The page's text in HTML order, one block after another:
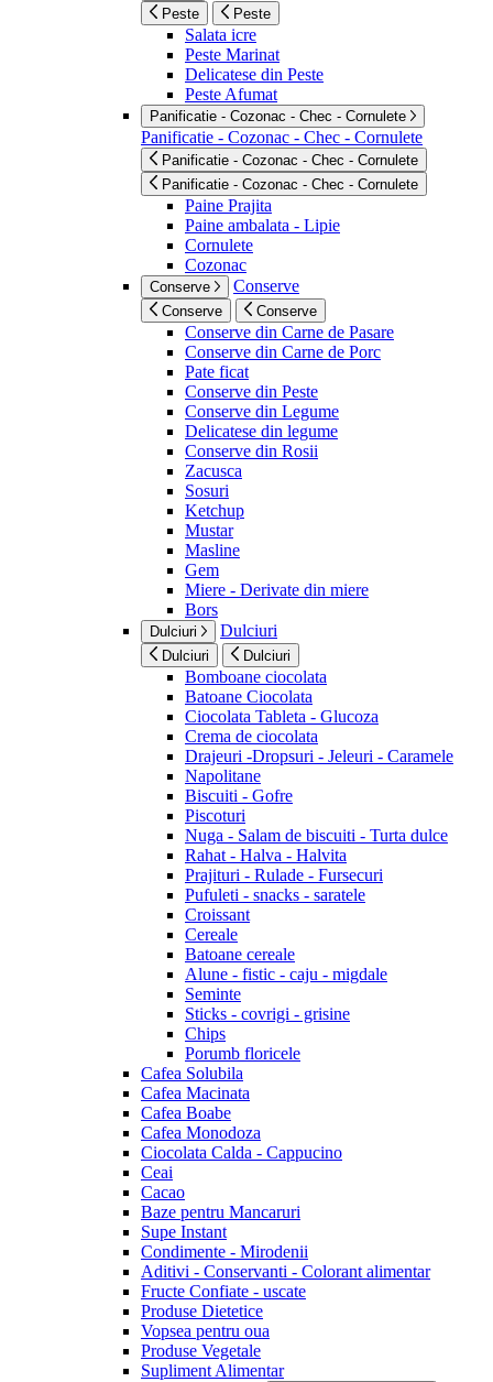
Peste Peste
Salata icre
Peste Marinat
Delicatese din Peste
Peste Afumat
Panificatie - Cozonac - Chec - Cornulete
Panificatie - Cozonac - Chec - Cornulete
Panificatie - Cozonac - Chec - Cornulete
Panificatie - Cozonac - Chec - Cornulete
Paine Prajita
Paine ambalata - Lipie
Cornulete
Cozonac
Conserve Conserve
Conserve Conserve
Conserve din Carne de Pasare
Conserve din Carne de Porc
Pate ficat
Conserve din Peste
Conserve din Legume
Delicatese din legume
Conserve din Rosii
Zacusca
Sosuri
Ketchup
Mustar
Masline
Gem
Miere - Derivate din miere
Bors
Dulciuri Dulciuri
Dulciuri Dulciuri
Bomboane ciocolata
Batoane Ciocolata
Ciocolata Tableta - Glucoza
Crema de ciocolata
Drajeuri -Dropsuri - Jeleuri - Caramele
Napolitane
Biscuiti - Gofre
Piscoturi
Nuga - Salam de biscuiti - Turta dulce
Rahat - Halva - Halvita
Prajituri - Rulade - Fursecuri
Pufuleti - snacks - saratele
Croissant
Cereale
Batoane cereale
Alune - fistic - caju - migdale
Seminte
Sticks - covrigi - grisine
Chips
Porumb floricele
Cafea Solubila
Cafea Macinata
Cafea Boabe
Cafea Monodoza
Ciocolata Calda - Cappucino
Ceai
Cacao
Baze pentru Mancaruri
Supe Instant
Condimente - Mirodenii
Aditivi - Conservanti - Colorant alimentar
Fructe Confiate - uscate
Produse Dietetice
Vopsea pentru oua
Produse Vegetale
Supliment Alimentar